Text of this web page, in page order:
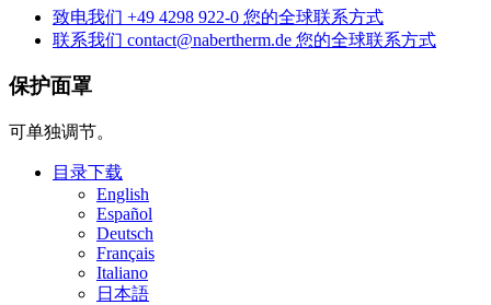
致电我们 +49 4298 922-0 您的全球联系方式
联系我们 contact@nabertherm.de 您的全球联系方式
保护面罩
可单独调节。
目录下载
English
Español
Deutsch
Français
Italiano
日本語